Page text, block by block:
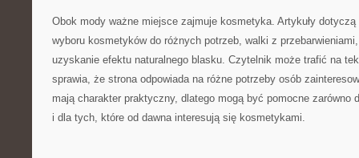
Obok mody ważne miejsce zajmuje kosmetyka. Artykuły dotyczą
wyboru kosmetyków do różnych potrzeb, walki z
uzyskanie efektu naturalnego blasku. Czytelnik może trafić na
sprawia, że strona odpowiada na różne potrzeby osób
mają charakter praktyczny, dlatego mogą być pomocne zarówno
i dla tych, które od dawna interesują się kosmetykami.